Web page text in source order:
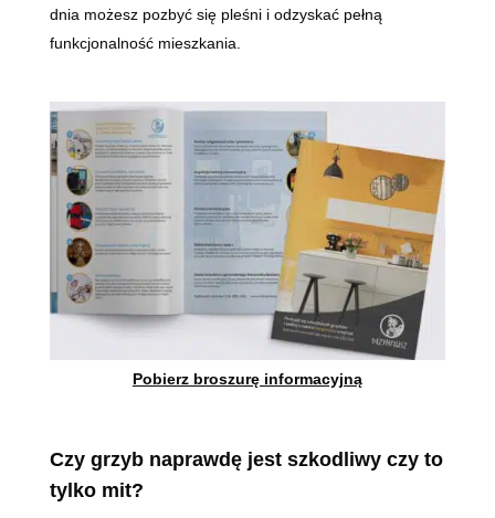
dnia możesz pozbyć się pleśni i odzyskać pełną
funkcjonalność mieszkania.
Pobierz broszurę informacyjną
Czy grzyb naprawdę jest szkodliwy czy to
tylko mit?